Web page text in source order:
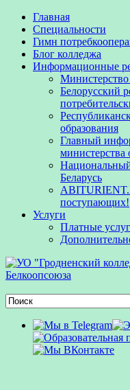
Главная
Специальности
Гимн
Блог колледжа
Информационные
Министерство
Белорусский
образования
Главный
министерства
Беларусь
поступающих!
Услуги
Платные